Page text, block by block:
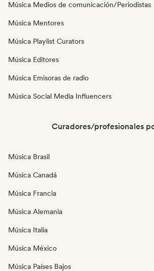
Música Medios de comunicación/Periodistas
Música Mentores
Música Playlist Curators
Música Editores
Música Emisoras de radio
Música Social Media Influencers
Curadores/profesionales
Música Brasil
Música Canadá
Música Francia
Música Alemania
Música Italia
Música México
Música Países Bajos